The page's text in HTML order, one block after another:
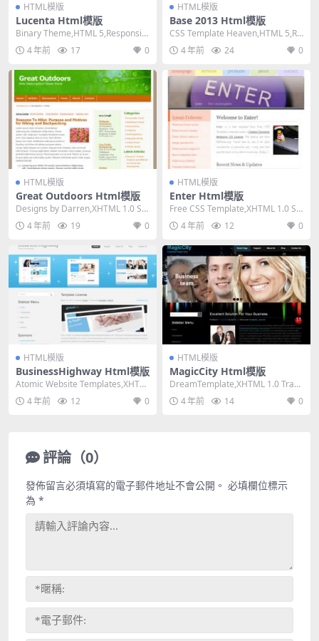
HTML模版
Lucenta Html模版
Binary Theme,HTML 5,Responsiv
e, Mixed Co...
4 年前 17 0
HTML模版
Base 2013 Html模版
CSS Template Heaven,HTML 5,Re
sponsive, M...
4 年前 24 0
HTML模版
Great Outdoors Html模版
Designs by Darren,XHTML 1.0 Str
ict,Fixed...
4 年前 19 0
HTML模版
Enter Html模版
Free CSS Template,XHTML 1.0 Str
ict,Fixed...
4 年前 12 0
HTML模版
BusinessHighway Html模版
Atomic Website Templates,XHTM
L 1.0 Trans...
4 年前 12 0
HTML模版
MagicCity Html模版
DreamTemplate,XHTML 1.0 Trans
itional,Fix...
4 年前 14 0
評論（0）
發佈留言必須填寫的電子郵件地址不會公開。 必填欄位標示
為 *